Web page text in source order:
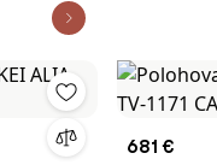
681 €